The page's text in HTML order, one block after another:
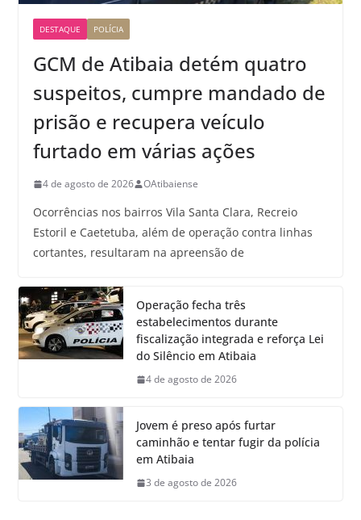
DESTAQUE POLÍCIA
GCM de Atibaia detém quatro
suspeitos, cumpre mandado de
prisão e recupera veículo
furtado em várias ações
4 de agosto de 2026 OAtibaiense
Ocorrências nos bairros Vila Santa Clara, Recreio
Estoril e Caetetuba, além de operação contra linhas
cortantes, resultaram na apreensão de
Operação fecha três
estabelecimentos durante
fiscalização integrada e reforça Lei
do Silêncio em Atibaia
4 de agosto de 2026
Jovem é preso após furtar
caminhão e tentar fugir da polícia
em Atibaia
3 de agosto de 2026